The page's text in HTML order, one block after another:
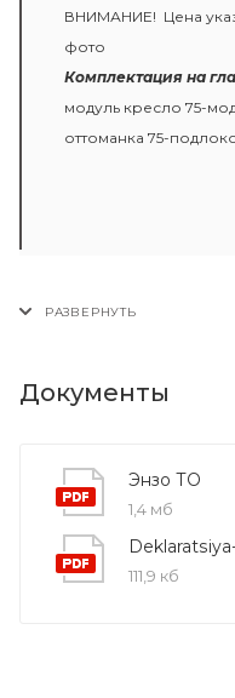
ВНИМАНИЕ! Цена
фото
Комплектация на
модуль кресло 75-
оттоманка 75-
Документы
Энзо ТО
1,4 мб
111,9 кб